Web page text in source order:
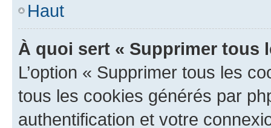
Haut
À quoi sert « Supprimer tous
L’option « Supprimer tous les
tous les cookies générés par
authentification et votre